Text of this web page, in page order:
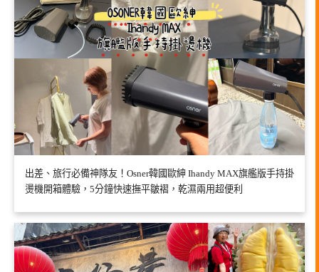
出差、旅行必備神隊友！Osner韓國歐紳 Ihandy MAX旗艦版手持掛
燙機開箱體驗，5分鐘快速撫平皺褶，乾濕兩用超便利